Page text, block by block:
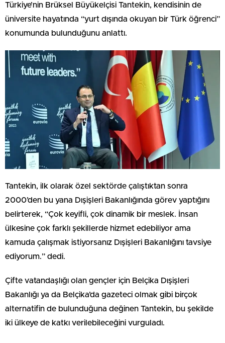
Türkiye’nin Brüksel Büyükelçisi Tantekin, kendisinin de
üniversite hayatında “yurt dışında okuyan bir Türk öğrenci”
konumunda bulunduğunu anlattı.
Tantekin, ilk olarak özel sektörde çalıştıktan sonra
2000’den bu yana Dışişleri Bakanlığında görev yaptığını
belirterek, “Çok keyifli, çok dinamik bir meslek. İnsan
ülkesine çok farklı şekillerde hizmet edebiliyor ama
kamuda çalışmak istiyorsanız Dışişleri Bakanlığını tavsiye
ediyorum.” dedi.
Çifte vatandaşlığı olan gençler için Belçika Dışişleri
Bakanlığı ya da Belçika’da gazeteci olmak gibi birçok
alternatifin de bulunduğuna değinen Tantekin, bu şekilde
iki ülkeye de katkı verilebileceğini vurguladı.